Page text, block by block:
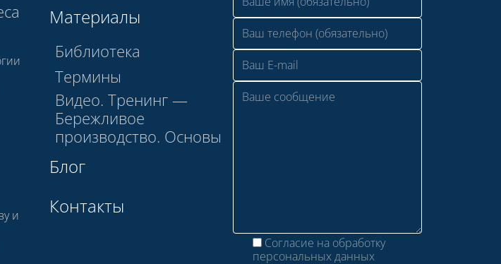
и
Материалы
Библиотека
Термины
Видео. Тренинг —
Бережливое
производство. Основы
Блог
Контакты
Согласие на обработку
персональных данных